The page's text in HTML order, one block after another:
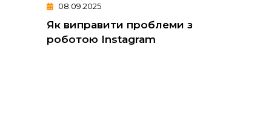
08.09.2025
Як виправити проблеми з
роботою Instagram